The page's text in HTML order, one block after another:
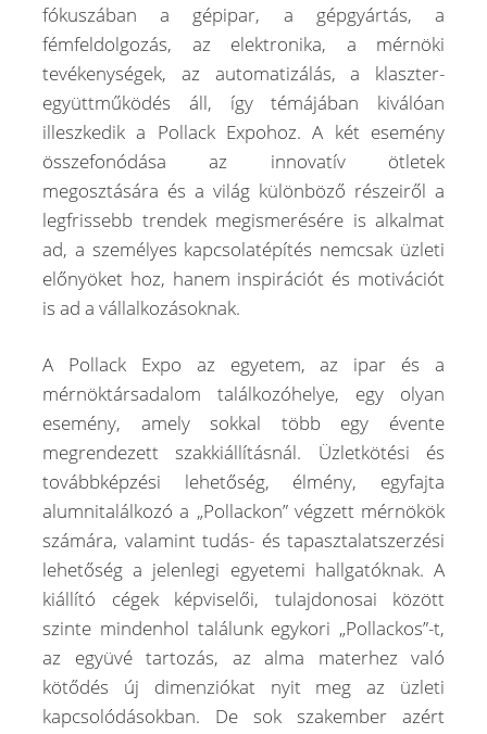
fókuszában a gépipar, a gépgyártás, a
fémfeldolgozás, az elektronika, a mérnöki
tevékenységek, az automatizálás, a klaszter-
együttműködés áll, így témájában kiválóan
illeszkedik a Pollack Expohoz. A két esemény
összefonódása az innovatív ötletek
megosztására és a világ különböző részeiről a
legfrissebb trendek megismerésére is alkalmat
ad, a személyes kapcsolatépítés nemcsak üzleti
előnyöket hoz, hanem inspirációt és motivációt
is ad a vállalkozásoknak.
A Pollack Expo az egyetem, az ipar és a
mérnöktársadalom találkozóhelye, egy olyan
esemény, amely sokkal több egy évente
megrendezett szakkiállításnál. Üzletkötési és
továbbképzési lehetőség, élmény, egyfajta
alumnitalálkozó a „Pollackon” végzett mérnökök
számára, valamint tudás- és tapasztalatszerzési
lehetőség a jelenlegi egyetemi hallgatóknak. A
kiállító cégek képviselői, tulajdonosai között
szinte mindenhol találunk egykori „Pollackos”-t,
az együvé tartozás, az alma materhez való
kötődés új dimenziókat nyit meg az üzleti
kapcsolódásokban. De sok szakember azért